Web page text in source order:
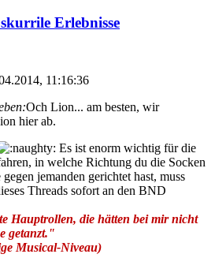
Erlebnisse
11:16:36
Och Lion... am besten, wir
hier ab.
Es ist enorm wichtig für die
in welche Richtung du die Socken
jemanden gerichtet hast, muss
Threads sofort an den BND
Hauptrollen, die hätten bei mir nicht
getanzt."
Musical-Niveau)